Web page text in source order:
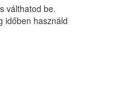
válthatod be.
időben használd